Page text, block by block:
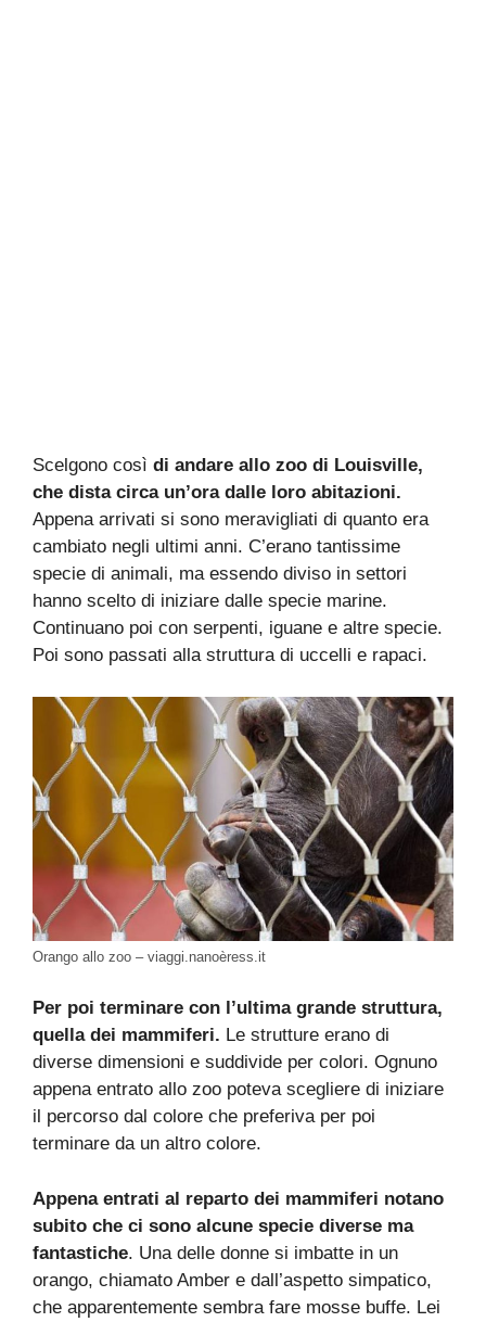
Scelgono così di andare allo zoo di Louisville,
che dista circa un’ora dalle loro abitazioni.
Appena arrivati si sono meravigliati di quanto era
cambiato negli ultimi anni. C’erano tantissime
specie di animali, ma essendo diviso in settori
hanno scelto di iniziare dalle specie marine.
Continuano poi con serpenti, iguane e altre specie.
Poi sono passati alla struttura di uccelli e rapaci.
Orango allo zoo – viaggi.nanoèress.it
Per poi terminare con l’ultima grande struttura,
quella dei mammiferi. Le strutture erano di
diverse dimensioni e suddivide per colori. Ognuno
appena entrato allo zoo poteva scegliere di iniziare
il percorso dal colore che preferiva per poi
terminare da un altro colore.
Appena entrati al reparto dei mammiferi notano
subito che ci sono alcune specie diverse ma
fantastiche. Una delle donne si imbatte in un
orango, chiamato Amber e dall’aspetto simpatico,
che apparentemente sembra fare mosse buffe. Lei